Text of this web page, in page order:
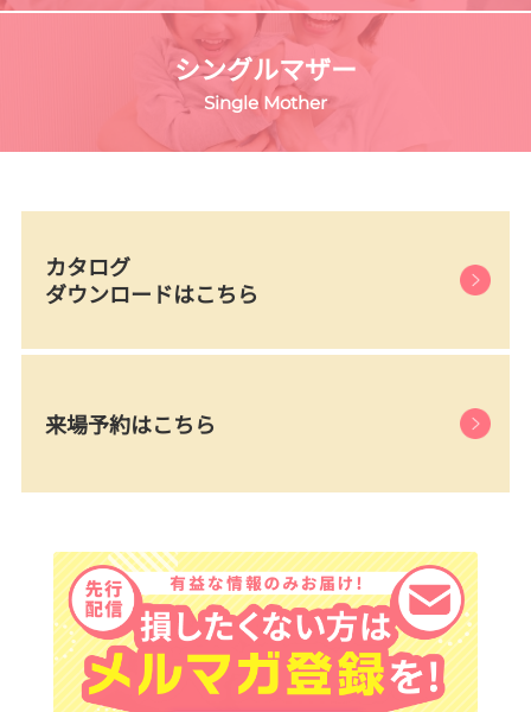
シングルマザー
Single Mother
カタログ
ダウンロードはこちら
来場予約はこちら